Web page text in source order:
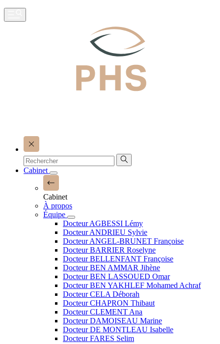
Cabinet
Cabinet
À propos
Équipe
Docteur AGBESSI Lémy
Docteur ANDRIEU Sylvie
Docteur ANGEL-BRUNET Françoise
Docteur BARRIER Roselyne
Docteur BELLENFANT Françoise
Docteur BEN AMMAR Jihène
Docteur BEN LASSOUED Omar
Docteur BEN YAKHLEF Mohamed Achraf
Docteur CELA Déborah
Docteur CHAPRON Thibaut
Docteur CLEMENT Ana
Docteur DAMOISEAU Marine
Docteur DE MONTLEAU Isabelle
Docteur FARES Selim